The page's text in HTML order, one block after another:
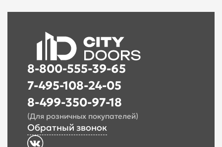
8-800-555-39-65
7-495-108-24-05
8-499-350-97-18
(Для розничных покупателей)
Обратный звонок